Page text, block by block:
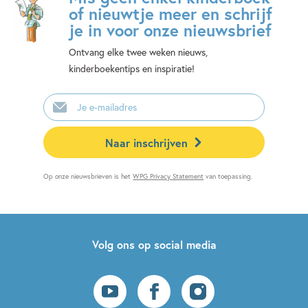
of nieuwtje meer en schrijf
je in voor onze nieuwsbrief
Ontvang elke twee weken nieuws,
kinderboekentips en inspiratie!
E-
mailadres
Naar inschrijven
Op onze nieuwsbrieven is hetWPG Privacy Statement van toepassing.
Volg ons op social media